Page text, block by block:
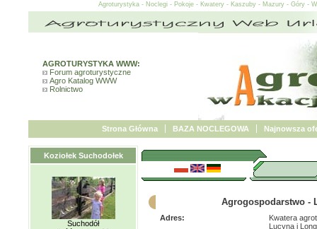
Agroturystyka - Noclegi - Pokoje - Kwatery - Kaszuby - Mazury - Góry -
AGROTURYSTYKA WWW:
Forum agroturystyczne
Agro Katalog WWW
Rolnictwo
Strona Główna BAZA NOCLEGOWA Najnowsza
Koziołek Suchodołek
Suchodół
Agrogospodarstwo -
Adres:
Kwatera
Lucyna i